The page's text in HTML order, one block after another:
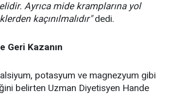
Ayrıca mide kramplarına yol
kaçınılmalıdır"dedi.
Geri Kazanın
potasyum ve magnezyum gibi
belirten Uzman Diyetisyen Hande